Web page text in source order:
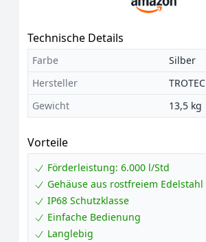
Technische Details
Farbe
Silber
Hersteller
TROTEC
Gewicht
13,5 kg
Vorteile
Förderleistung: 6.000 l/Std
Gehäuse aus rostfreiem Edelstahl
IP68 Schutzklasse
Einfache Bedienung
Langlebig